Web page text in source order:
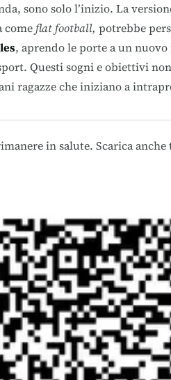
sono solo l’inizio. La
comeflat football, potrebbe
, aprendo le porte a un
Questi sogni e obiettivi
ragazze che iniziano a
in salute. Scarica anche